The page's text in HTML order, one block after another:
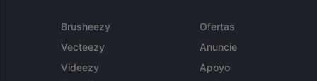
Brusheezy
Vecteezy
Videezy
Ofertas
Anuncie
Apoyo